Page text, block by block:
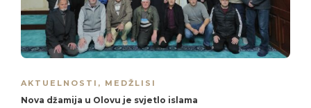
AKTUELNOSTI , MEDŽLISI
Nova džamija u Olovu je svjetlo islama